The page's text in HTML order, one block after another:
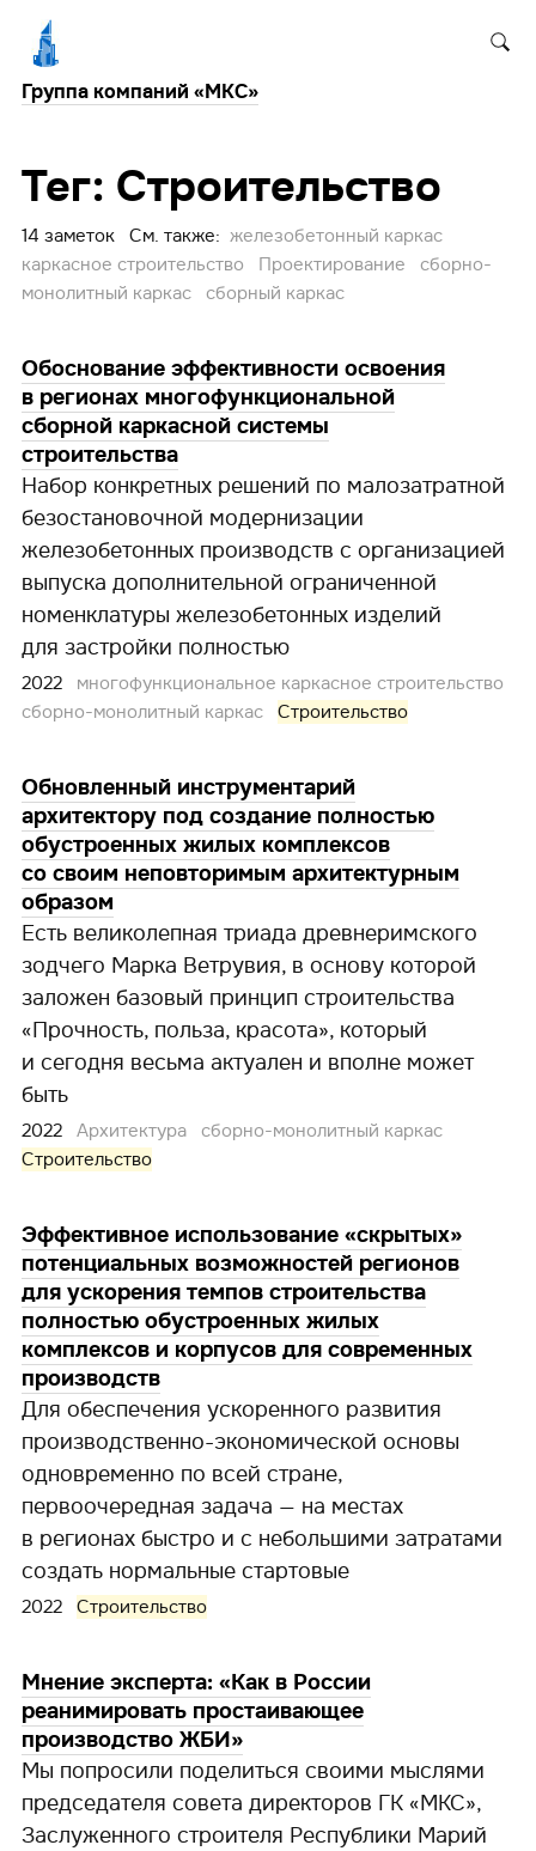
Группа компаний «МКС»
Тег: Строительство
14 заметок См. также: железобетонный каркас
каркасное строительство
Проектирование
сборно-
монолитный каркас
сборный каркас
Обоснование эффективности освоения
в регионах многофункциональной
сборной каркасной системы
строительства
Набор конкретных решений по малозатратной
безостановочной модернизации
железобетонных производств с организацией
выпуска дополнительной ограниченной
номенклатуры железобетонных изделий
для застройки полностью
2022
многофункциональное каркасное строительство
сборно-монолитный каркас
Строительство
Обновленный инструментарий
архитектору под создание полностью
обустроенных жилых комплексов
со своим неповторимым архитектурным
образом
Есть великолепная триада древнеримского
зодчего Марка Ветрувия, в основу которой
заложен базовый принцип строительства
«Прочность, польза, красота», который
и сегодня весьма актуален и вполне может
быть
2022 Архитектура
сборно-монолитный каркас
Строительство
Эффективное использование «скрытых»
потенциальных возможностей регионов
для ускорения темпов строительства
полностью обустроенных жилых
комплексов и корпусов для современных
производств
Для обеспечения ускоренного развития
производственно-экономической основы
одновременно по всей стране,
первоочередная задача — на местах
в регионах быстро и с небольшими затратами
создать нормальные стартовые
2022 Строительство
Мнение эксперта: «Как в России
реанимировать простаивающее
производство ЖБИ»
Мы попросили поделиться своими мыслями
председателя совета директоров ГК «МКС»,
Заслуженного строителя Республики Марий